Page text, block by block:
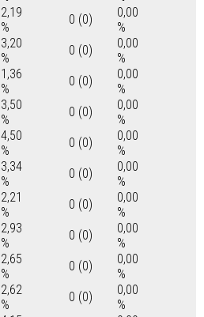
2,19
%
0 (0)
0,00
%
3,20
%
0 (0)
0,00
%
1,36
%
0 (0)
0,00
%
3,50
%
0 (0)
0,00
%
4,50
%
0 (0)
0,00
%
3,34
%
0 (0)
0,00
%
2,21
%
0 (0)
0,00
%
2,93
%
0 (0)
0,00
%
2,65
%
0 (0)
0,00
%
2,62
%
0 (0)
0,00
%